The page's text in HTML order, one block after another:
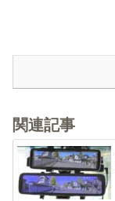
関連記事